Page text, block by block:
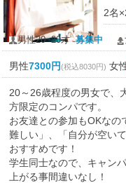
2名
男性20~20才募集中
男性7300円(税込8030円) 女
20～26歳程度の男女で、
方限定のコンパです。
お友達との参加もOKなの
難しい」、「自分が空い
おすすめです！
学生同士なので、キャン
上がる事間違いなし！